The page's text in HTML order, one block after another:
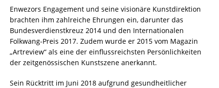
Enwezors Engagement und seine visionäre Kunstdirektion
brachten ihm zahlreiche Ehrungen ein, darunter das
Bundesverdienstkreuz 2014 und den Internationalen
Folkwang-Preis 2017. Zudem wurde er 2015 vom Magazin
„Artreview“ als eine der einflussreichsten Persönlichkeiten
der zeitgenössischen Kunstszene anerkannt.
Sein Rücktritt im Juni 2018 aufgrund gesundheitlicher